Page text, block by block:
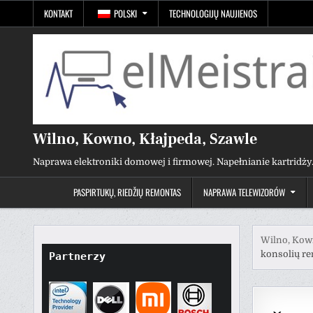
KONTAKT POLSKI TECHNOLOGIJŲ NAUJIENOS
Wilno, Kowno, Kłajpeda, Szawle
Naprawa elektroniki domowej i firmowej. Napełnianie kartridży.
PASPIRTUKŲ, RIEDŽIŲ REMONTAS NAPRAWA TELEWIZORÓW
Partnerzy
Wilno,
konsolių